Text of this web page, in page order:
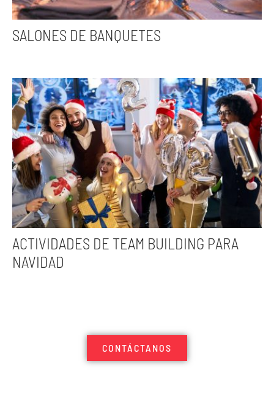
SALONES DE BANQUETES
ACTIVIDADES DE TEAM BUILDING PARA
NAVIDAD
CONTÁCTANOS